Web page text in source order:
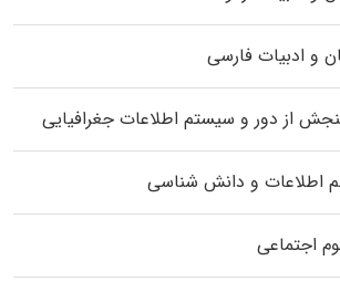
و ادبیات فارسی
از دور و سیستم اطلاعات جغرافیایی
اطلاعات و دانش شناسی
اجتماعی